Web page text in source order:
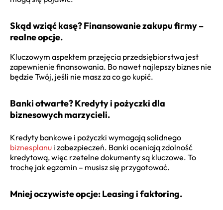
Skąd wziąć kasę? Finansowanie zakupu firmy –
realne opcje.
Kluczowym aspektem przejęcia przedsiębiorstwa jest
zapewnienie finansowania. Bo nawet najlepszy biznes nie
będzie Twój, jeśli nie masz za co go kupić.
Banki otwarte? Kredyty i pożyczki dla
biznesowych marzycieli.
Kredyty bankowe i pożyczki wymagają solidnego
biznesplanu i zabezpieczeń. Banki oceniają zdolność
kredytową, więc rzetelne dokumenty są kluczowe. To
trochę jak egzamin – musisz się przygotować.
Mniej oczywiste opcje: Leasing i faktoring.